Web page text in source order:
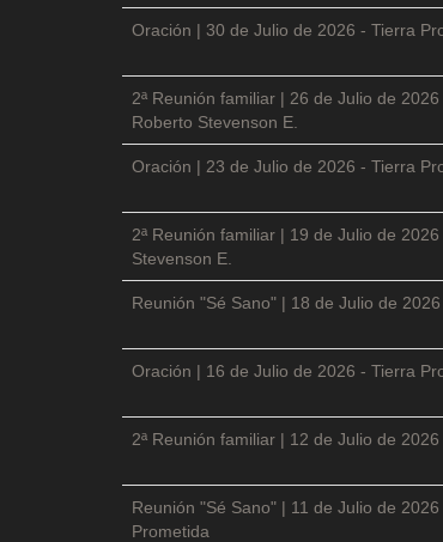
Oración | 30 de Julio de 2026 - Tierra
2ª Reunión familiar | 26 de Julio de
Roberto Stevenson E.
Oración | 23 de Julio de 2026 - Tierra
2ª Reunión familiar | 19 de Julio de
Stevenson E.
Reunión "Sé Sano" | 18 de Julio de
Oración | 16 de Julio de 2026 - Tierra
2ª Reunión familiar | 12 de Julio de
Reunión "Sé Sano" | 11 de Julio de
Prometida